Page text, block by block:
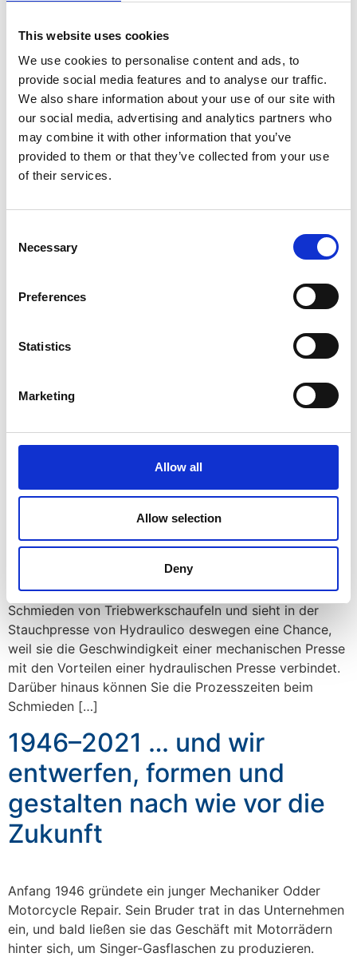
This website uses cookies
We use cookies to personalise content and ads, to
provide social media features and to analyse our traffic.
We also share information about your use of our site with
our social media, advertising and analytics partners who
may combine it with other information that you’ve
provided to them or that they’ve collected from your use
of their services.
Selection
Necessary
Preferences
Statistics
Marketing
Allow all
Allow selection
Deny
USA
Wir freuen uns, die Gründung von Hydraulico Inc.
bekannt zu geben! In einer strategischen Anstrengung,
unseren bestehenden Kundenstamm zu unterstützen,
unsere Marktposition in Nordamerika auszubauen und
zukünftiges Wachstum auf dem Kontinent zu erzielen,
haben wir uns entschieden, eine Tochtergesellschaft mit
WO SIND SIE?
Hydraulico-Technologie ist seit 1946 jeden Tag rund um
den Globus im Einsatz. Viele, viele hydraulische Pressen
haben in den vergangenen Jahrzehnten unser Werk
ihnen, aber andere haben wir aus den Augen verloren.
Unsere Pressen „leben“ in der Regel lange, und wir sind
jetzt neugierig, die ältesten zu finden, […]
USP-Konzept / Schmieden
von Triebwerkschaufeln
Unser einzigartiges USP-Konzept – Ihre Chance, der
Konkurrenz einen Schritt voraus zu sein! Jacques
Hammel verfügt über langjährige Erfahrung im
Schmieden von Triebwerkschaufeln und sieht in der
Stauchpresse von Hydraulico deswegen eine Chance,
weil sie die Geschwindigkeit einer mechanischen Presse
mit den Vorteilen einer hydraulischen Presse verbindet.
Darüber hinaus können Sie die Prozesszeiten beim
Schmieden […]
1946–2021 … und wir
entwerfen, formen und
gestalten nach wie vor die
Zukunft
Anfang 1946 gründete ein junger Mechaniker Odder
Motorcycle Repair. Sein Bruder trat in das Unternehmen
ein, und bald ließen sie das Geschäft mit Motorrädern
hinter sich, um Singer-Gasflaschen zu produzieren.